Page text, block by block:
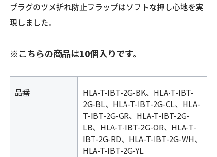
プラグのツメ折れ防止フラップはソフトな押し心地を実
現しました。
※こちらの商品は10個入りです。
品番
HLA-T-IBT-2G-BK、HLA-T-IBT-
2G-BL、HLA-T-IBT-2G-CL、HLA-
T-IBT-2G-GR、HLA-T-IBT-2G-
LB、HLA-T-IBT-2G-OR、HLA-T-
IBT-2G-RD、HLA-T-IBT-2G-WH、
HLA-T-IBT-2G-YL